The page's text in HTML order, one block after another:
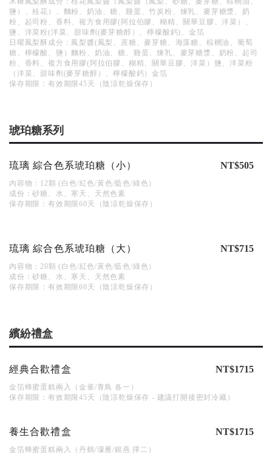
鹽）、桂花）、麵粉、奶油、糖、雞蛋、竹炭粉、煉乳、麥芽糖漿、奶
粉、起司粉、香料、複方食用膠(阿拉伯膠、糊精、關華豆膠、洋菜）、
鹽、洋菜粉(洋菜、甜味劑(麥芽糖醇）、檸檬酸鈣)、金箔
日曜鳳梨酥成分：鳳梨醬(鳳梨、蔗糖、麥芽糖、海藻糖、棕櫚油、葡萄
糖、檸檬酸、鹽）麵粉、奶油、糖、雞蛋、煉乳、麥芽糖漿、奶粉、起司
粉、香料、複方食用膠(阿拉伯膠、糊精、關華豆膠、洋菜）鹽、洋菜粉
（洋菜、甜味劑(麥芽糖醇）、檸檬酸鈣）金箔
保存期限：有效期限45天（陰涼乾燥保存）
琥珀糖系列
琉璃 綜合色系琥珀糖（小） NT$505
內容物：12顆 (白色/紅色/黃色/藍色/綠色）
成份：砂糖、水、寒天、天然色素
保存期限：有效期限60天（陰涼乾燥保存）
琉璃 綜合色系琥珀糖（大） NT$715
內容物：20顆 (白色/紅色/黃色/藍色/綠色）
成份：砂糖、水、寒天、天然色素
保存期限：有效期限60天（陰涼乾燥保存）
繽紛禮盒
經典合歡禮盒 NT$1715
金箔蜂蜜蛋糕兩入（金雀/青鳥 各一）
保存期限：有效期限45天（陰涼乾燥保存 - 建議打開後密封冷藏）
養生合歡禮盒 NT$1715
金箔蜂蜜蛋糕兩入（丹鶴/濛雁/銀燕 擇二）